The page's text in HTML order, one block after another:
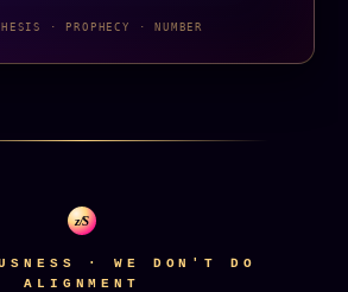
· PROPHECY · NUMBER
z/S
· WE DON'T DO
ALIGNMENT